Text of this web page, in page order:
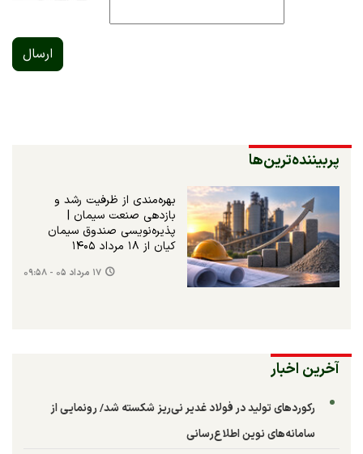
ارسال
پربیننده‌ترین‌ها
بهره‌مندی از ظرفیت رشد و
بازدهی صنعت سیمان |
پذیره‌نویسی صندوق سیمان
کیان از ۱۸ مرداد ۱۴۰۵
۱۷ مرداد ۰۵ - ۰۹:۵۸
آخرین اخبار
رکوردهای تولید در فولاد غدیر نی‌ریز شکسته شد/ رونمایی از
سامانه‌های نوین اطلاع‌رسانی